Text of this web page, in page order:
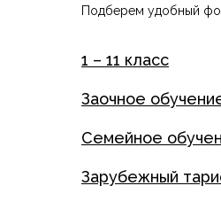
Подберем удобный
Семейное
Заочное
1 – 11 класс
Зарубежный